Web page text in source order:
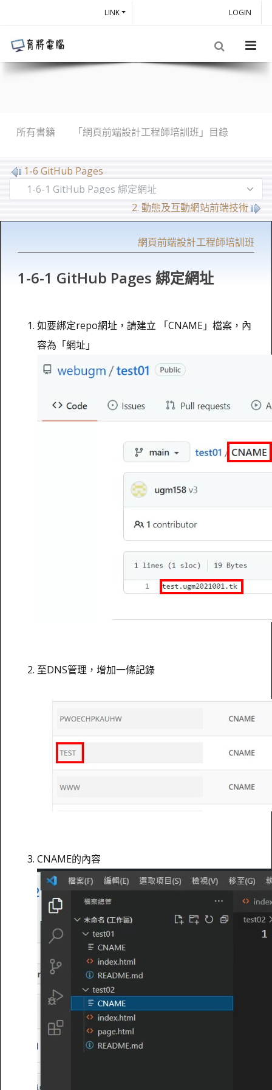
LOGIN
LINK
所有書籍 「網頁前端設計工程師培訓班」目錄
1-6 GitHub Pages
2. 動態及互動網站前端技術
網頁前端設計工程師培訓班
1-6-1 GitHub Pages 綁定網址
如要綁定repo網址，請建立 「CNAME」檔案，內
容為「網址」
至DNS管理，增加一條記錄
CNAME的內容